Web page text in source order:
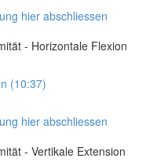
hier abschliessen
- Horizontale Flexion
(10:37)
hier abschliessen
- Vertikale Extension